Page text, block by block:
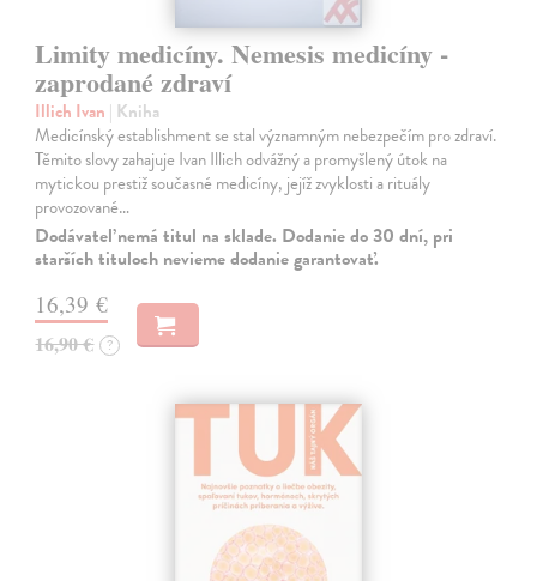
Limity medicíny. Nemesis medicíny -
zaprodané zdraví
Illich Ivan | Kniha
Medicínský establishment se stal významným nebezpečím pro zdraví.
Těmito slovy zahajuje Ivan Illich odvážný a promyšlený útok na
mytickou prestiž současné medicíny, jejíž zvyklosti a rituály
provozované…
Dodávateľ nemá titul na sklade. Dodanie do 30 dní, pri
starších tituloch nevieme dodanie garantovať.
16,39 €
16,90 € ?